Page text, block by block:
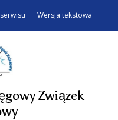
Wersja tekstowa
Związek